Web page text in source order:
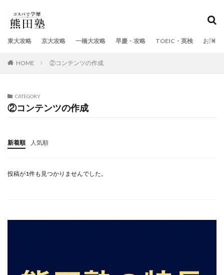
東大攻略 京大攻略 一橋大攻略 早慶・攻略 TOEIC・英検 お問い
HOME ②コンテンツの作成
CATEGORY
②コンテンツの作成
新着順 人気順
投稿が1件も見つかりませんでした。